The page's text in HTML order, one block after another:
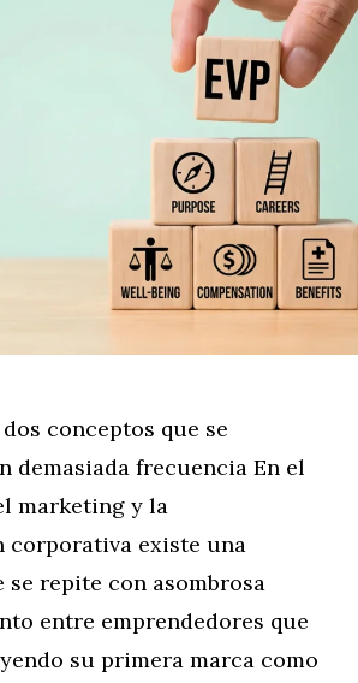
conceptos que se
demasiada frecuencia En el
marketing y la
corporativa existe una
se repite con asombrosa
entre emprendedores que
su primera marca como